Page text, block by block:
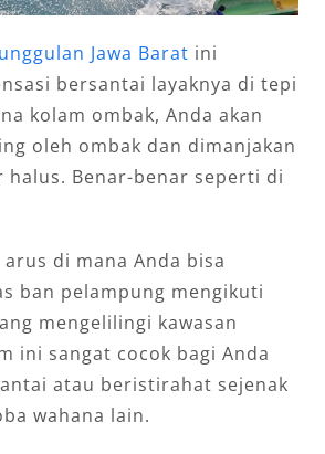
Jawa Barat ini
bersantai layaknya di tepi
kolam ombak, Anda akan
oleh ombak dan dimanjakan
halus. Benar-benar seperti di
di mana Anda bisa
ban pelampung mengikuti
mengelilingi kawasan
ini sangat cocok bagi Anda
atau beristirahat sejenak
wahana lain.